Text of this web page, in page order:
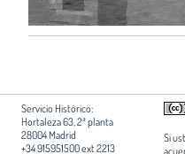
Servicio Histórico:
Hortaleza 63, 2ª planta
28004 Madrid
+34 915951500 ext 2213
Si